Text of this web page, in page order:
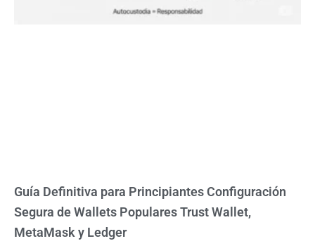
Guía Definitiva para Principiantes Configuración
Segura de Wallets Populares Trust Wallet,
MetaMask y Ledger